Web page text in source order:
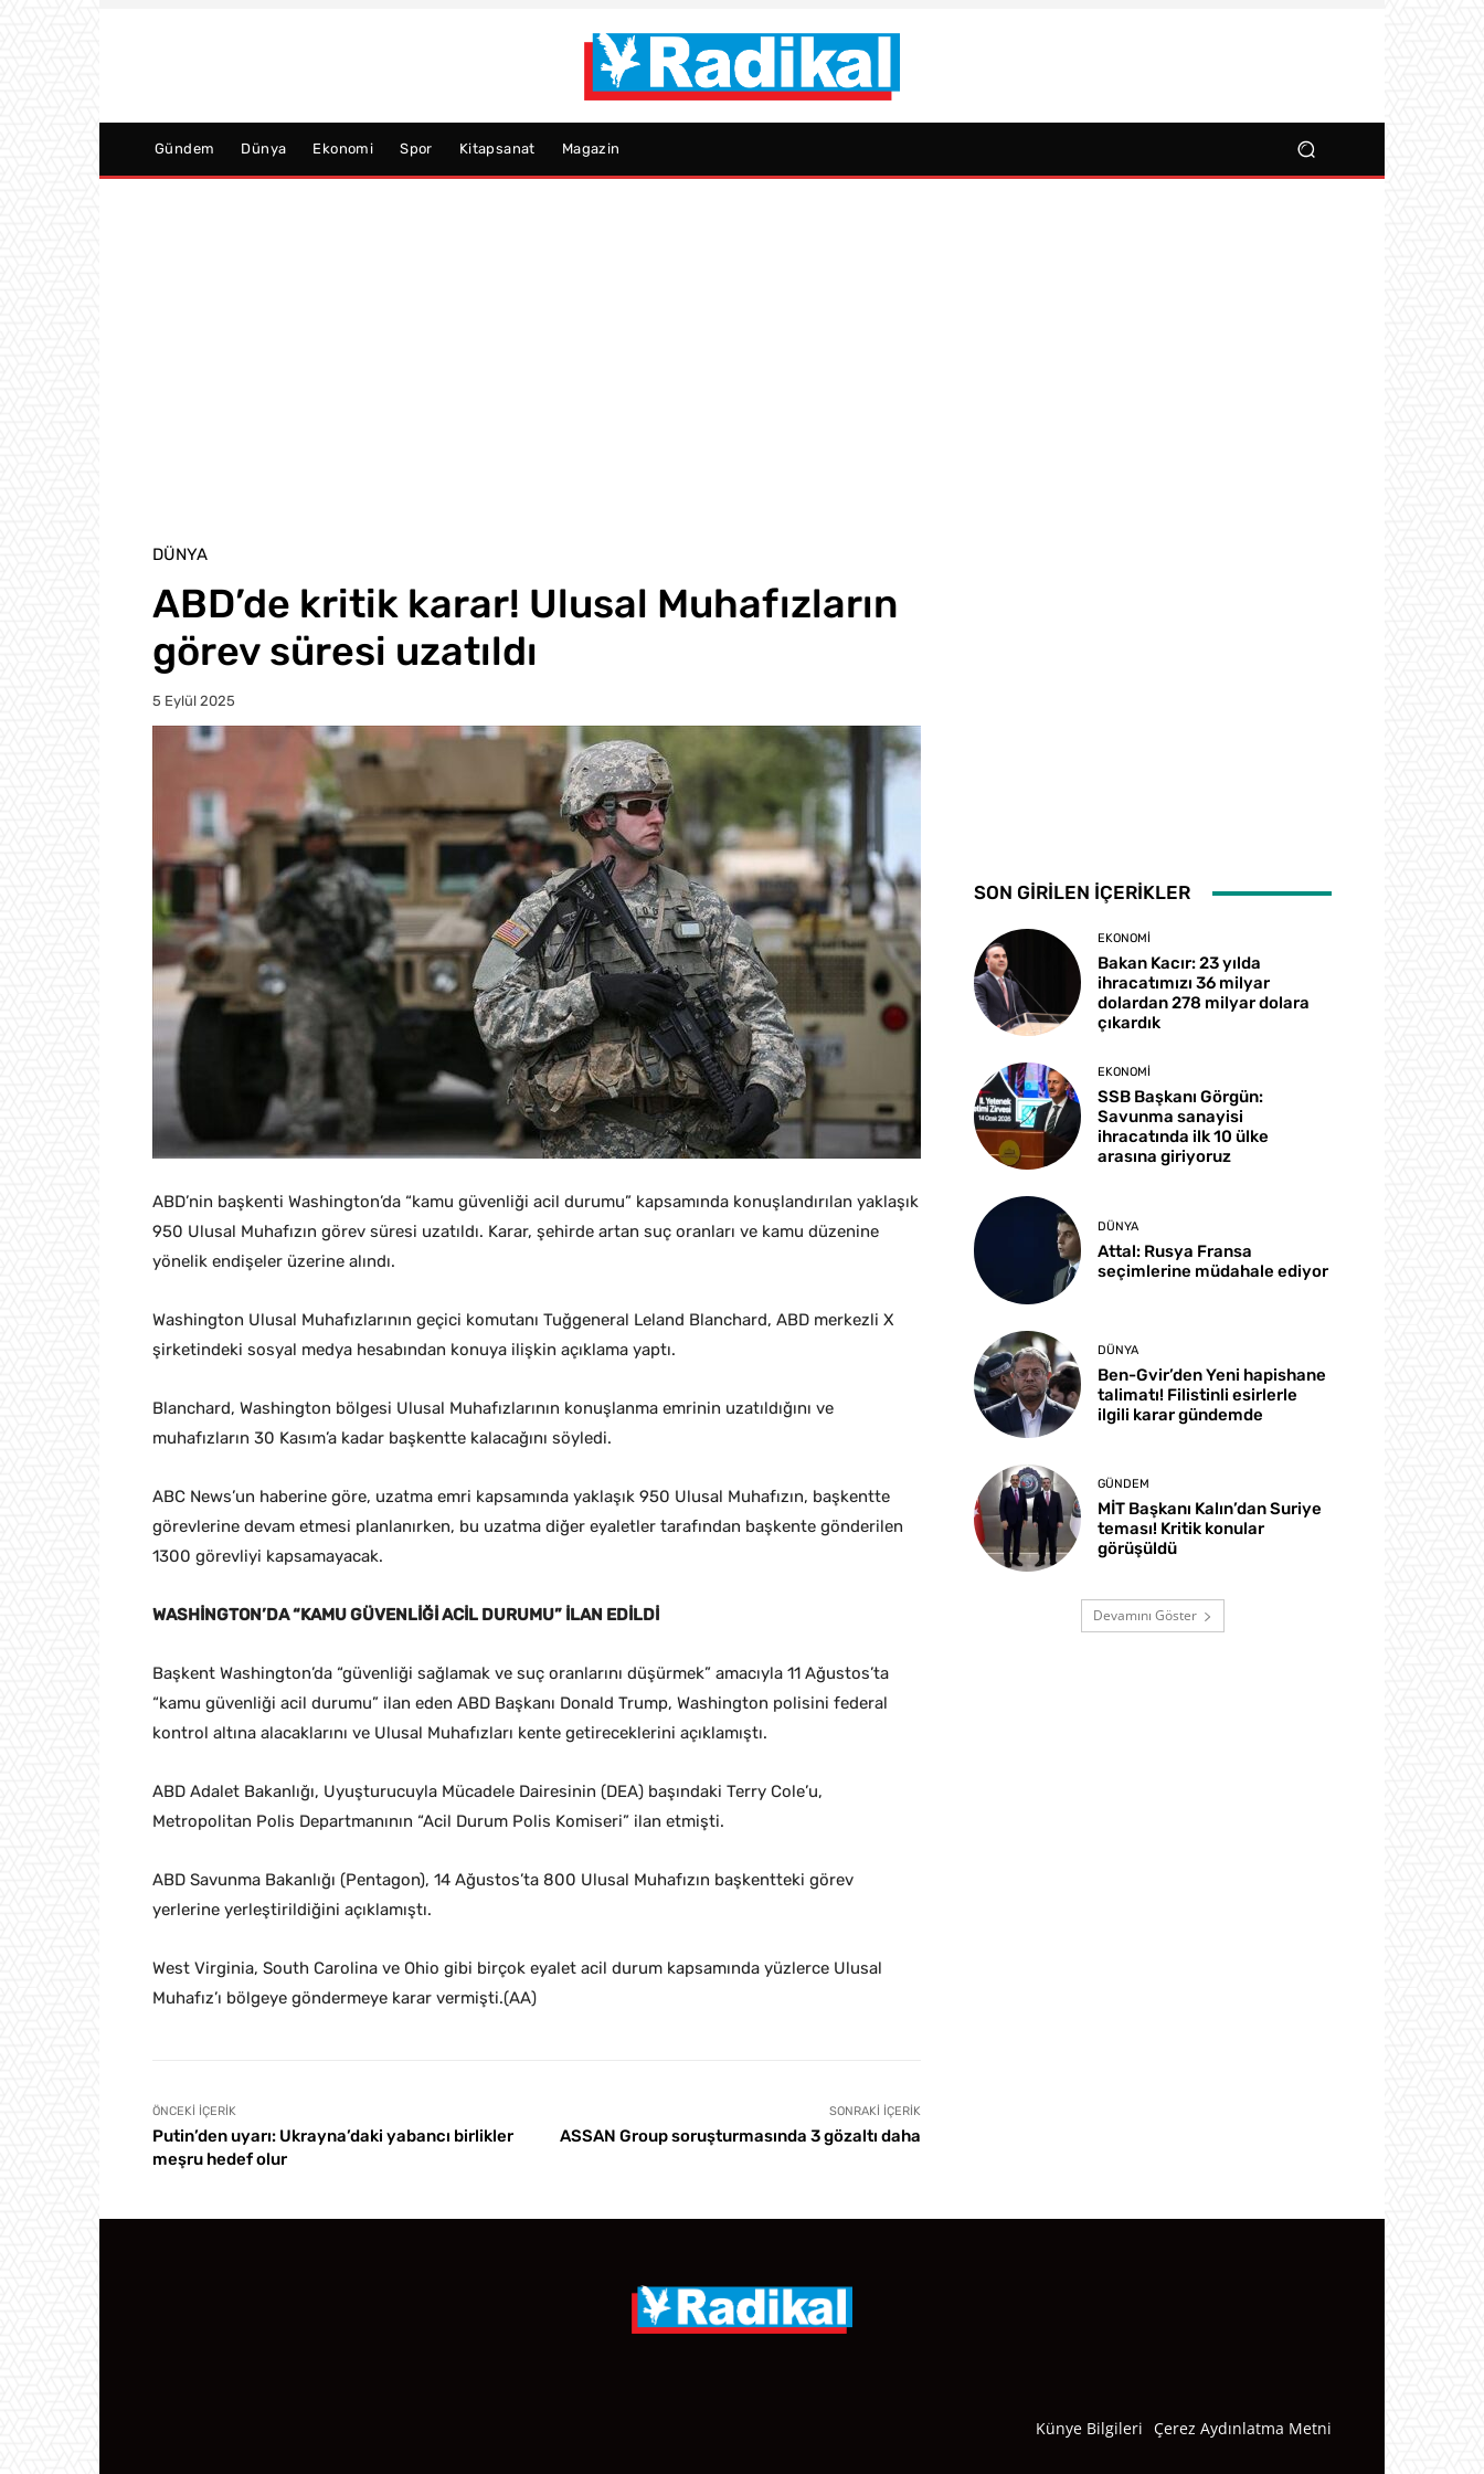
Gündem Dünya Ekonomi Spor Kitapsanat Magazin
DÜNYA
ABD’de kritik karar! Ulusal Muhafızların
görev süresi uzatıldı
5 Eylül 2025
ABD’nin başkenti Washington’da “kamu güvenliği acil durumu” kapsamında konuşlandırılan yaklaşık
950 Ulusal Muhafızın görev süresi uzatıldı. Karar, şehirde artan suç oranları ve kamu düzenine
yönelik endişeler üzerine alındı.
Washington Ulusal Muhafızlarının geçici komutanı Tuğgeneral Leland Blanchard, ABD merkezli X
şirketindeki sosyal medya hesabından konuya ilişkin açıklama yaptı.
Blanchard, Washington bölgesi Ulusal Muhafızlarının konuşlanma emrinin uzatıldığını ve
muhafızların 30 Kasım’a kadar başkentte kalacağını söyledi.
ABC News’un haberine göre, uzatma emri kapsamında yaklaşık 950 Ulusal Muhafızın, başkentte
görevlerine devam etmesi planlanırken, bu uzatma diğer eyaletler tarafından başkente gönderilen
1300 görevliyi kapsamayacak.
WASHİNGTON’DA “KAMU GÜVENLİĞİ ACİL DURUMU” İLAN EDİLDİ
Başkent Washington’da “güvenliği sağlamak ve suç oranlarını düşürmek” amacıyla 11 Ağustos’ta
“kamu güvenliği acil durumu” ilan eden ABD Başkanı Donald Trump, Washington polisini federal
kontrol altına alacaklarını ve Ulusal Muhafızları kente getireceklerini açıklamıştı.
ABD Adalet Bakanlığı, Uyuşturucuyla Mücadele Dairesinin (DEA) başındaki Terry Cole’u,
Metropolitan Polis Departmanının “Acil Durum Polis Komiseri” ilan etmişti.
ABD Savunma Bakanlığı (Pentagon), 14 Ağustos’ta 800 Ulusal Muhafızın başkentteki görev
yerlerine yerleştirildiğini açıklamıştı.
West Virginia, South Carolina ve Ohio gibi birçok eyalet acil durum kapsamında yüzlerce Ulusal
Muhafız’ı bölgeye göndermeye karar vermişti.(AA)
ÖNCEKI İÇERIK
Putin’den uyarı: Ukrayna’daki yabancı birlikler
meşru hedef olur
SONRAKI İÇERIK
ASSAN Group soruşturmasında 3 gözaltı daha
SON GİRİLEN İÇERİKLER
EKONOMI
Bakan Kacır: 23 yılda
ihracatımızı 36 milyar
dolardan 278 milyar dolara
çıkardık
EKONOMI
SSB Başkanı Görgün:
Savunma sanayisi
ihracatında ilk 10 ülke
arasına giriyoruz
DÜNYA
Attal: Rusya Fransa
seçimlerine müdahale ediyor
DÜNYA
Ben-Gvir’den Yeni hapishane
talimatı! Filistinli esirlerle
ilgili karar gündemde
GÜNDEM
MİT Başkanı Kalın’dan Suriye
teması! Kritik konular
görüşüldü
Devamını Göster
Künye Bilgileri Çerez Aydınlatma Metni